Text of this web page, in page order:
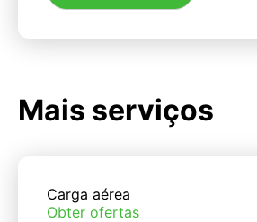
Mais serviços
Carga aérea
Obter ofertas